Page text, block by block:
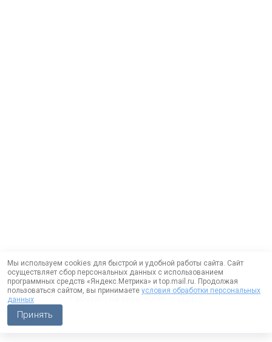
Мы используем cookies для быстрой и удобной работы сайта. Сайт
осуществляет сбор персональных данных с использованием
программных средств «Яндекс.Метрика» и top.mail.ru. Продолжая
пользоваться сайтом, вы принимаете условия обработки персональных
данных
Принять